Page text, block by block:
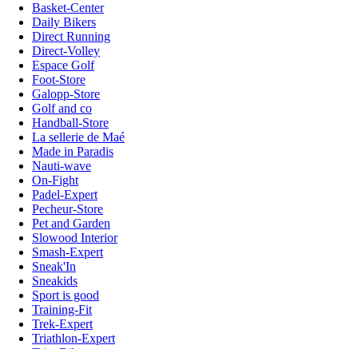
Basket-Center
Daily Bikers
Direct Running
Direct-Volley
Espace Golf
Foot-Store
Galopp-Store
Golf and co
Handball-Store
La sellerie de Maé
Made in Paradis
Nauti-wave
On-Fight
Padel-Expert
Pecheur-Store
Pet and Garden
Slowood Interior
Smash-Expert
Sneak'In
Sneakids
Sport is good
Training-Fit
Trek-Expert
Triathlon-Expert